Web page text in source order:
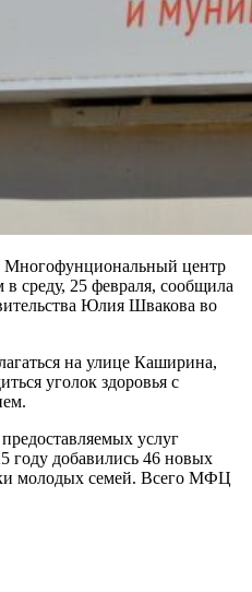
Многофунциональный центр
в среду, 25 февраля, сообщила
Юлия Швакова во
на улице Каширина,
уголок здоровья с
услуг
году добавились 46 новых
молодых семей. Всего МФЦ